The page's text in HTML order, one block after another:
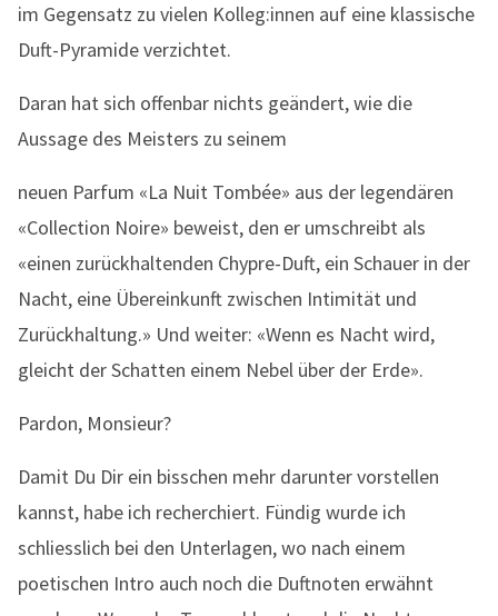
im Gegensatz zu vielen Kolleg:innen auf eine klassische
Duft-Pyramide verzichtet.
Daran hat sich offenbar nichts geändert, wie die
Aussage des Meisters zu seinem
neuen Parfum «La Nuit Tombée» aus der legendären
«Collection Noire» beweist, den er umschreibt als
«einen zurückhaltenden Chypre-Duft, ein Schauer in der
Nacht, eine Übereinkunft zwischen Intimität und
Zurückhaltung.» Und weiter: «Wenn es Nacht wird,
gleicht der Schatten einem Nebel über der Erde».
Pardon, Monsieur?
Damit Du Dir ein bisschen mehr darunter vorstellen
kannst, habe ich recherchiert. Fündig wurde ich
schliesslich bei den Unterlagen, wo nach einem
poetischen Intro auch noch die Duftnoten erwähnt